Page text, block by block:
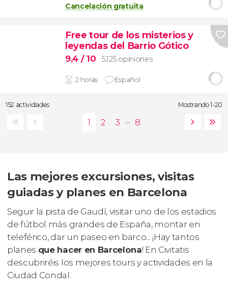
Cancelación gratuita
Free tour de los misterios y
leyendas del Barrio Gótico
9,4 / 10 5.125 opiniones
2 horas Español
152 actividades Mostrando 1-20
...
Las mejores excursiones, visitas
guiadas y planes en Barcelona
Seguir la pista de Gaudí, visitar uno de los estadios
de fútbol más grandes de España, montar en
teleférico, dar un paseo en barco... ¡Hay tantos
planes que hacer en Barcelona! En Civitatis
descubriréis los mejores tours y actividades en la
Ciudad Condal.